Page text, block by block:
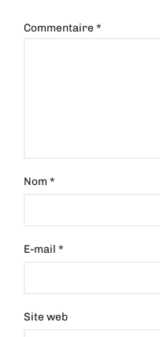
Commentaire*
Nom*
E-mail*
Site web